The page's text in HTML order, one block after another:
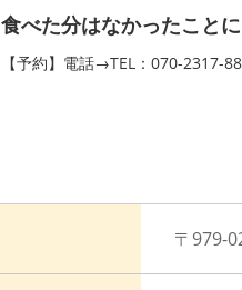
食べた分はなかったこと
【予約】電話→TEL：070-2317-
〒979-